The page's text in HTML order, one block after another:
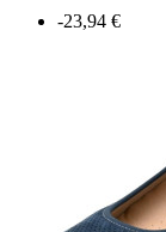
-23,94 €